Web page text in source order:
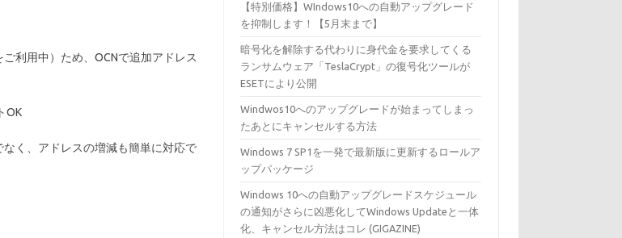
利用中）ため、OCNで追加アドレス
OK
く、アドレスの増減も簡単に対応で
【特別価格】WIndows10への自動アップグレード
を抑制します！【5月末まで】
暗号化を解除する代わりに身代金を要求してくる
ランサムウェア「TeslaCrypt」の復号化ツールが
ESETにより公開
Windwos10へのアップグレードが始まってしまっ
たあとにキャンセルする方法
Windows 7 SP1を一発で最新版に更新するロールア
ップパッケージ
Windows 10への自動アップグレードスケジュール
の通知がさらに凶悪化してWindows Updateと一体
化、キャンセル方法はコレ (GIGAZINE)